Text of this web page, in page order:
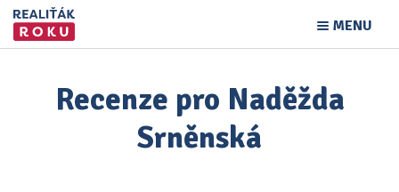
MENU
Recenze pro Naděžda
Srněnská